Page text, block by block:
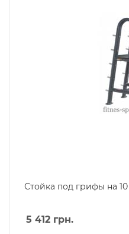
Стойка под грифы на
5 412 грн.